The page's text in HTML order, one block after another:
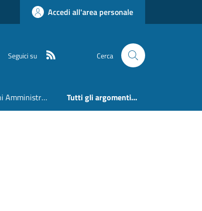
Accedi all'area personale
Seguici su Cerca
Elezioni Amministrative 24 e 25 Maggio 2026 Tutti gli argomenti...